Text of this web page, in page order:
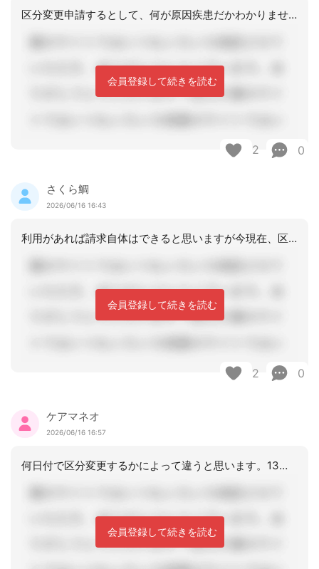
区分変更申請するとして、何が原因疾患だかわかりませんが、6/13入院なら、急性期
会員登録して続きを読む
2 0
さくら鯛
2026/06/16 16:43
利用があれば請求自体はできると思いますが今現在、区分変更申請中ということですので
会員登録して続きを読む
2 0
ケアマネオ
2026/06/16 16:57
何日付で区分変更するかによって違うと思います。13日に入院なので少し様子を見て翌
会員登録して続きを読む